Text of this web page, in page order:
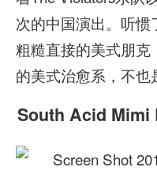
次的中国演出。听
粗糙直接的美式朋
的美式治愈系，不也
South Acid Mimi